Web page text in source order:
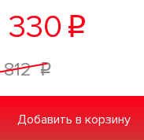
330 p
p
Добавить в корзину